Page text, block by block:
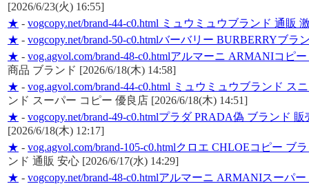
[2026/6/23(火) 16:55]
★ - vogcopy.net/brand-44-c0.html ミュウミュウブランド 通販
★ - vogcopy.net/brand-50-c0.htmlバーバリー BURBERRYブラ
★ - vog.agvol.com/brand-48-c0.htmlアルマーニ ARMANIコピ
商品 ブランド [2026/6/18(木) 14:58]
★ - vog.agvol.com/brand-44-c0.html ミュウミュウブランド ス
ンド スーパー コピー 優良店 [2026/6/18(木) 14:51]
★ - vogcopy.net/brand-49-c0.htmlプラダ PRADA偽 ブランド 販
[2026/6/18(木) 12:17]
★ - vog.agvol.com/brand-105-c0.htmlクロエ CHLOEコピー ブ
ンド 通販 安心 [2026/6/17(水) 14:29]
★ - vogcopy.net/brand-48-c0.htmlアルマーニ ARMANIスーパ